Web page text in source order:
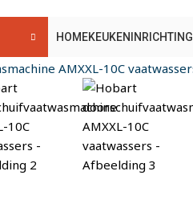
HOMEKEUKENINRICHTING